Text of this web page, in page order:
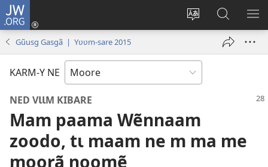
JW.ORG
Toeem-
gomdã
Pak-
une
Bao-
y
bũmb
Y
Gũusg Gasgã | Yʋʋm-sare 2015
KARM-Y NE
NED VƖƖM KIBARE
Mam paama Wẽnnaam
zoodo, tɩ maam ne m ma me
moorã noomẽ